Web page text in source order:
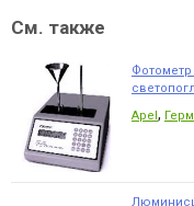
См. также
Фотометр
Apel ,